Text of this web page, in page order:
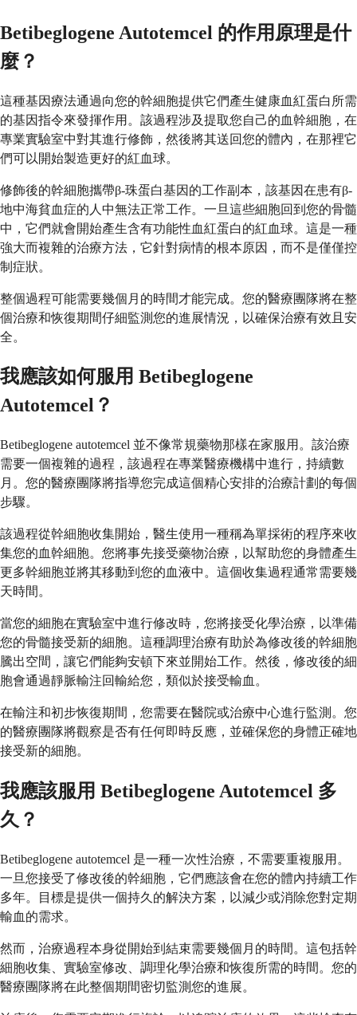
Betibeglogene Autotemcel 的作用原理是什
麼？
這種基因療法通過向您的幹細胞提供它們產生健康血紅蛋白所需
的基因指令來發揮作用。該過程涉及提取您自己的血幹細胞，在
專業實驗室中對其進行修飾，然後將其送回您的體內，在那裡它
們可以開始製造更好的紅血球。
修飾後的幹細胞攜帶β-珠蛋白基因的工作副本，該基因在患有β-
地中海貧血症的人中無法正常工作。一旦這些細胞回到您的骨髓
中，它們就會開始產生含有功能性血紅蛋白的紅血球。這是一種
強大而複雜的治療方法，它針對病情的根本原因，而不是僅僅控
制症狀。
整個過程可能需要幾個月的時間才能完成。您的醫療團隊將在整
個治療和恢復期間仔細監測您的進展情況，以確保治療有效且安
全。
我應該如何服用 Betibeglogene
Autotemcel？
Betibeglogene autotemcel 並不像常規藥物那樣在家服用。該治療
需要一個複雜的過程，該過程在專業醫療機構中進行，持續數
月。您的醫療團隊將指導您完成這個精心安排的治療計劃的每個
步驟。
該過程從幹細胞收集開始，醫生使用一種稱為單採術的程序來收
集您的血幹細胞。您將事先接受藥物治療，以幫助您的身體產生
更多幹細胞並將其移動到您的血液中。這個收集過程通常需要幾
天時間。
當您的細胞在實驗室中進行修改時，您將接受化學治療，以準備
您的骨髓接受新的細胞。這種調理治療有助於為修改後的幹細胞
騰出空間，讓它們能夠安頓下來並開始工作。然後，修改後的細
胞會通過靜脈輸注回輸給您，類似於接受輸血。
在輸注和初步恢復期間，您需要在醫院或治療中心進行監測。您
的醫療團隊將觀察是否有任何即時反應，並確保您的身體正確地
接受新的細胞。
我應該服用 Betibeglogene Autotemcel 多
久？
Betibeglogene autotemcel 是一種一次性治療，不需要重複服用。
一旦您接受了修改後的幹細胞，它們應該會在您的體內持續工作
多年。目標是提供一個持久的解決方案，以減少或消除您對定期
輸血的需求。
然而，治療過程本身從開始到結束需要幾個月的時間。這包括幹
細胞收集、實驗室修改、調理化學治療和恢復所需的時間。您的
醫療團隊將在此整個期間密切監測您的進展。